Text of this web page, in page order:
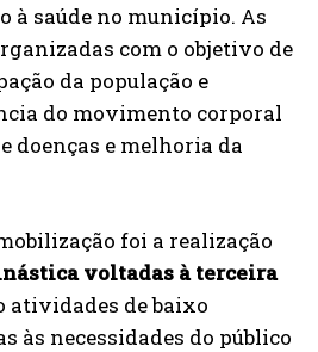
à saúde no município. As
com o objetivo de
da população e
do movimento corporal
doenças e melhoria da
foi a realização
voltadas à terceira
atividades de baixo
às necessidades do público